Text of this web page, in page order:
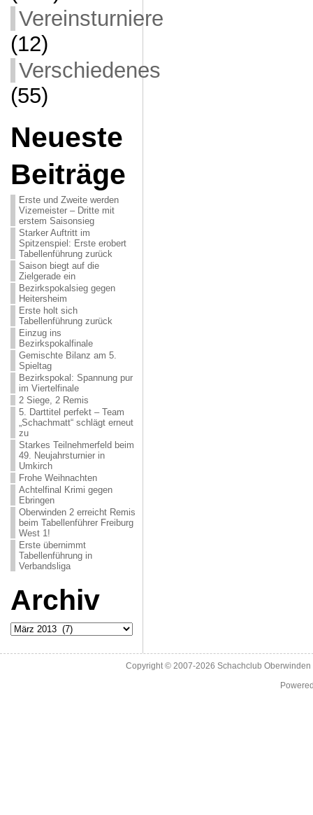
Vereinsturniere
(12)
Verschiedenes
(55)
Neueste
Beiträge
Erste und Zweite werden
Vizemeister – Dritte mit
erstem Saisonsieg
Starker Auftritt im
Spitzenspiel: Erste erobert
Tabellenführung zurück
Saison biegt auf die
Zielgerade ein
Bezirkspokalsieg gegen
Heitersheim
Erste holt sich
Tabellenführung zurück
Einzug ins
Bezirkspokalfinale
Gemischte Bilanz am 5.
Spieltag
Bezirkspokal: Spannung pur
im Viertelfinale
2 Siege, 2 Remis
5. Darttitel perfekt – Team
„Schachmatt“ schlägt erneut
zu
Starkes Teilnehmerfeld beim
49. Neujahrsturnier in
Umkirch
Frohe Weihnachten
Achtelfinal Krimi gegen
Ebringen
Oberwinden 2 erreicht Remis
beim Tabellenführer Freiburg
West 1!
Erste übernimmt
Tabellenführung in
Verbandsliga
Archiv
Archiv
Copyright © 2007-2026Schachclub Oberwinden